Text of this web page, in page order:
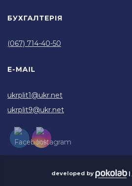
БУХГАЛТЕРІЯ
(067) 714-40-50
E-MAIL
ukrplit1@ukr.net
ukrplit9@ukr.net
developed by |